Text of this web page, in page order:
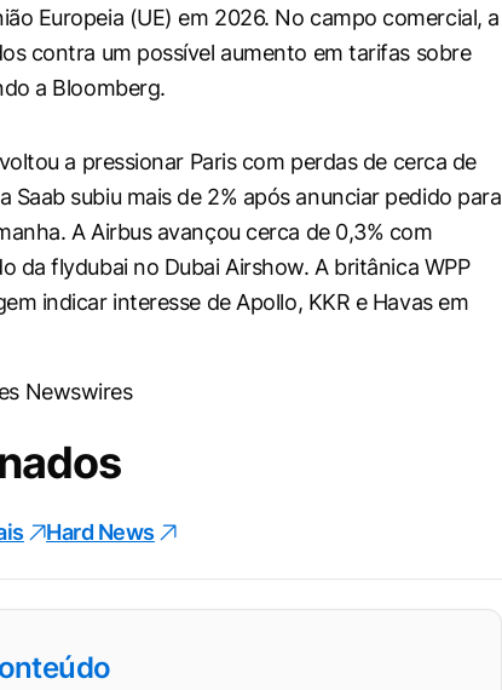
Europeia (UE) em 2026. No campo comercial, a
contra um possível aumento em tarifas sobre
a Bloomberg.
a pressionar Paris com perdas de cerca de
Saab subiu mais de 2% após anunciar pedido para
A Airbus avançou cerca de 0,3% com
da flydubai no Dubai Airshow. A britânica WPP
indicar interesse de Apollo, KKR e Havas em
Newswires
Hard News